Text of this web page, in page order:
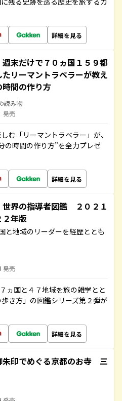
詳細を見る
末だけで７０ヵ国１５９都
リーマントラベラーが教え
時間の作り方
読み物
発売
む「リーマントラベラー」が、
の時間の作り方”を全力プレゼ
詳細を見る
界の指導者図鑑 ２０２１
２年版
と地域のリーダーを経歴ととも
発売
ヵ国と４７地域を旅の雑学とと
き方」の図鑑シリーズ第２弾が
詳細を見る
印でめぐる京都のお寺 三